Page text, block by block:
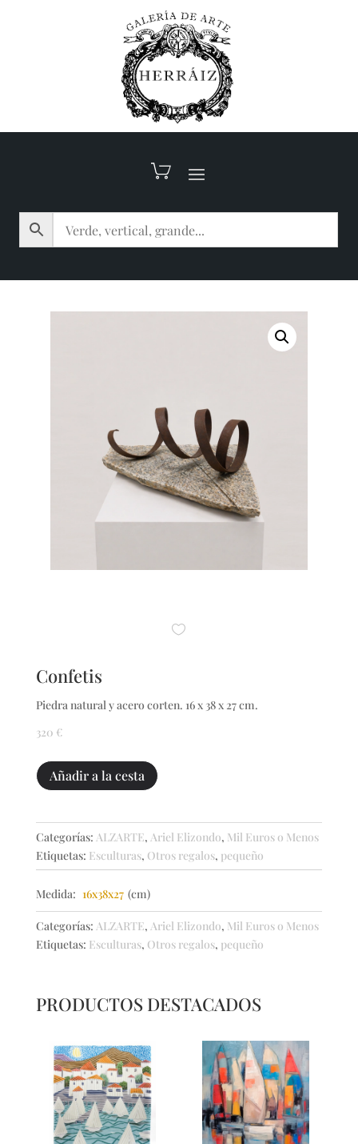
Confetis
Piedra natural y acero corten. 16 x 38 x 27 cm.
320 €
Confetis
cantidad
Añadir a la cesta
Categorías: ALZARTE, Ariel Elizondo, Mil Euros o Menos
Etiquetas: Esculturas, Otros regalos, pequeño
Medida: 16x38x27 (cm)
Categorías: ALZARTE, Ariel Elizondo, Mil Euros o Menos
Etiquetas: Esculturas, Otros regalos, pequeño
PRODUCTOS DESTACADOS